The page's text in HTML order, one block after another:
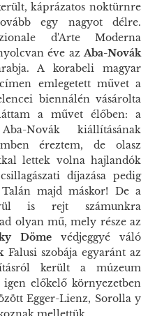
káprázatos noktürnre
egy nagyot délre.
d'Arte Moderna
éve azAba-Novák
A korabeli magyar
címen emlegetett művet a
biennálén vásárolta
a művet élőben: a
Novák kiállításának
éreztem, de olasz
lettek volna hajlandók
díjazása pedig
Talán majd máskor! De a
is rejt számunkra
olyan mű, mely része az
Döme védjeggyé váló
Falusi szobája egyaránt az
került a múzeum
igen előkelő környezetben
Egger-Lienz, Sorolla y